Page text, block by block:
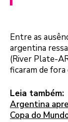
Entre as
argentina
(River Plate-
ficaram de
Leia também:
Argentina
Copa do